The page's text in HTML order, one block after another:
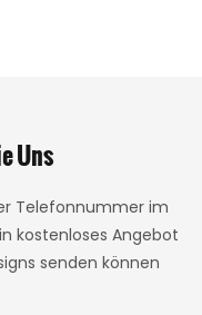
Uns
Telefonnummer im
kostenloses Angebot
senden können